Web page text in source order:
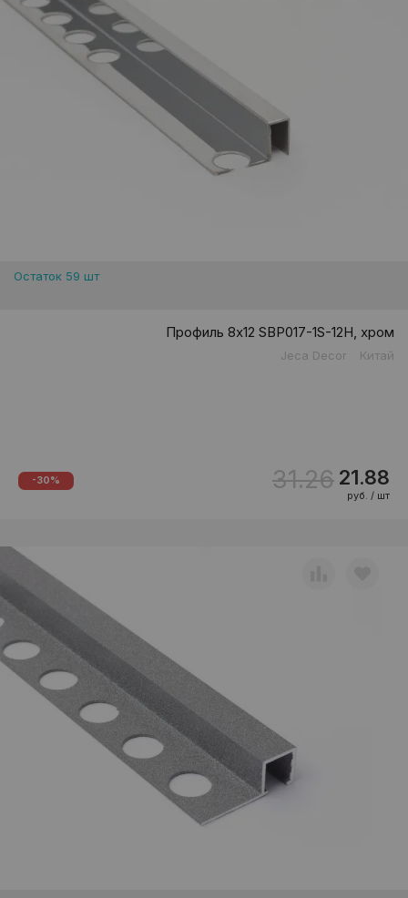
Остаток 59 шт
Профиль 8х12 SBP017-1S-12H, хром
Jeca Decor Китай
-30% 31.26 21.88
руб. / шт